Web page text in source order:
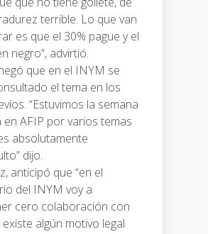
terrible. Lo que van
es que el 30% pague y el
negro”, advirtió.
que en el INYM se
el tema en los
“Estuvimos la semana
en AFIP por varios temas
absolutamente
dijo.
anticipó que “en el
del INYM voy a
cero colaboración con
existe algún motivo legal